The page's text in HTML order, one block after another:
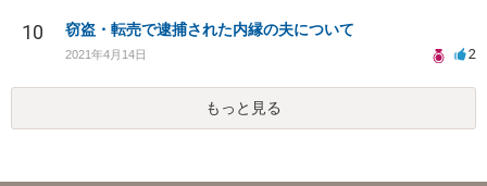
10 窃盗・転売で逮捕された内縁の夫について
2021年4月14日 2
もっと見る